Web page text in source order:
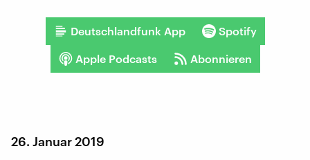
Deutschlandfunk App Spotify
Apple Podcasts Abonnieren
26. Januar 2019